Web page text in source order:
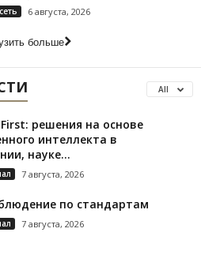
6 августа, 2026
больше
All
First: решения на основе
интеллекта в
науке...
7 августа, 2026
по стандартам
7 августа, 2026